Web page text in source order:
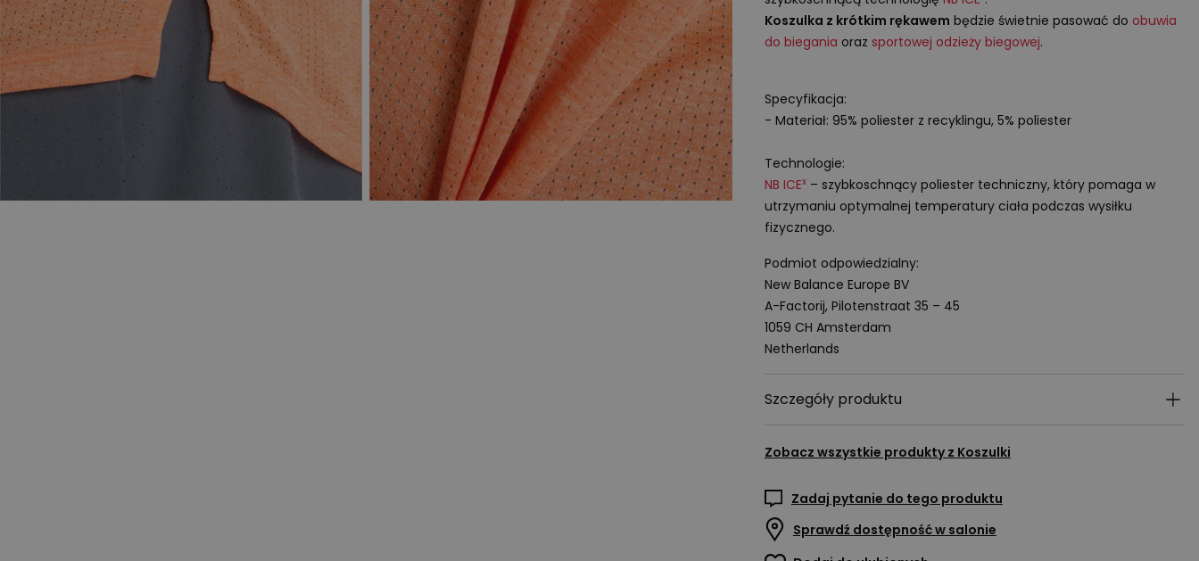
Koszulka z krótkim rękawem będzie świetnie pasować do obuwia
do biegania oraz sportowej odzieży biegowej.
Specyfikacja:
- Materiał: 95% poliester z recyklingu, 5% poliester
Technologie:
NB ICEx– szybkoschnący poliester techniczny, który pomaga w
utrzymaniu optymalnej temperatury ciała podczas wysiłku
fizycznego.
Podmiot odpowiedzialny:
New Balance Europe BV
A-Factorij, Pilotenstraat 35 – 45
1059 CH Amsterdam
Netherlands
Szczegóły produktu
Zobacz wszystkie produkty z Koszulki
Zadaj pytanie do tego produktu
Sprawdź dostępność w salonie